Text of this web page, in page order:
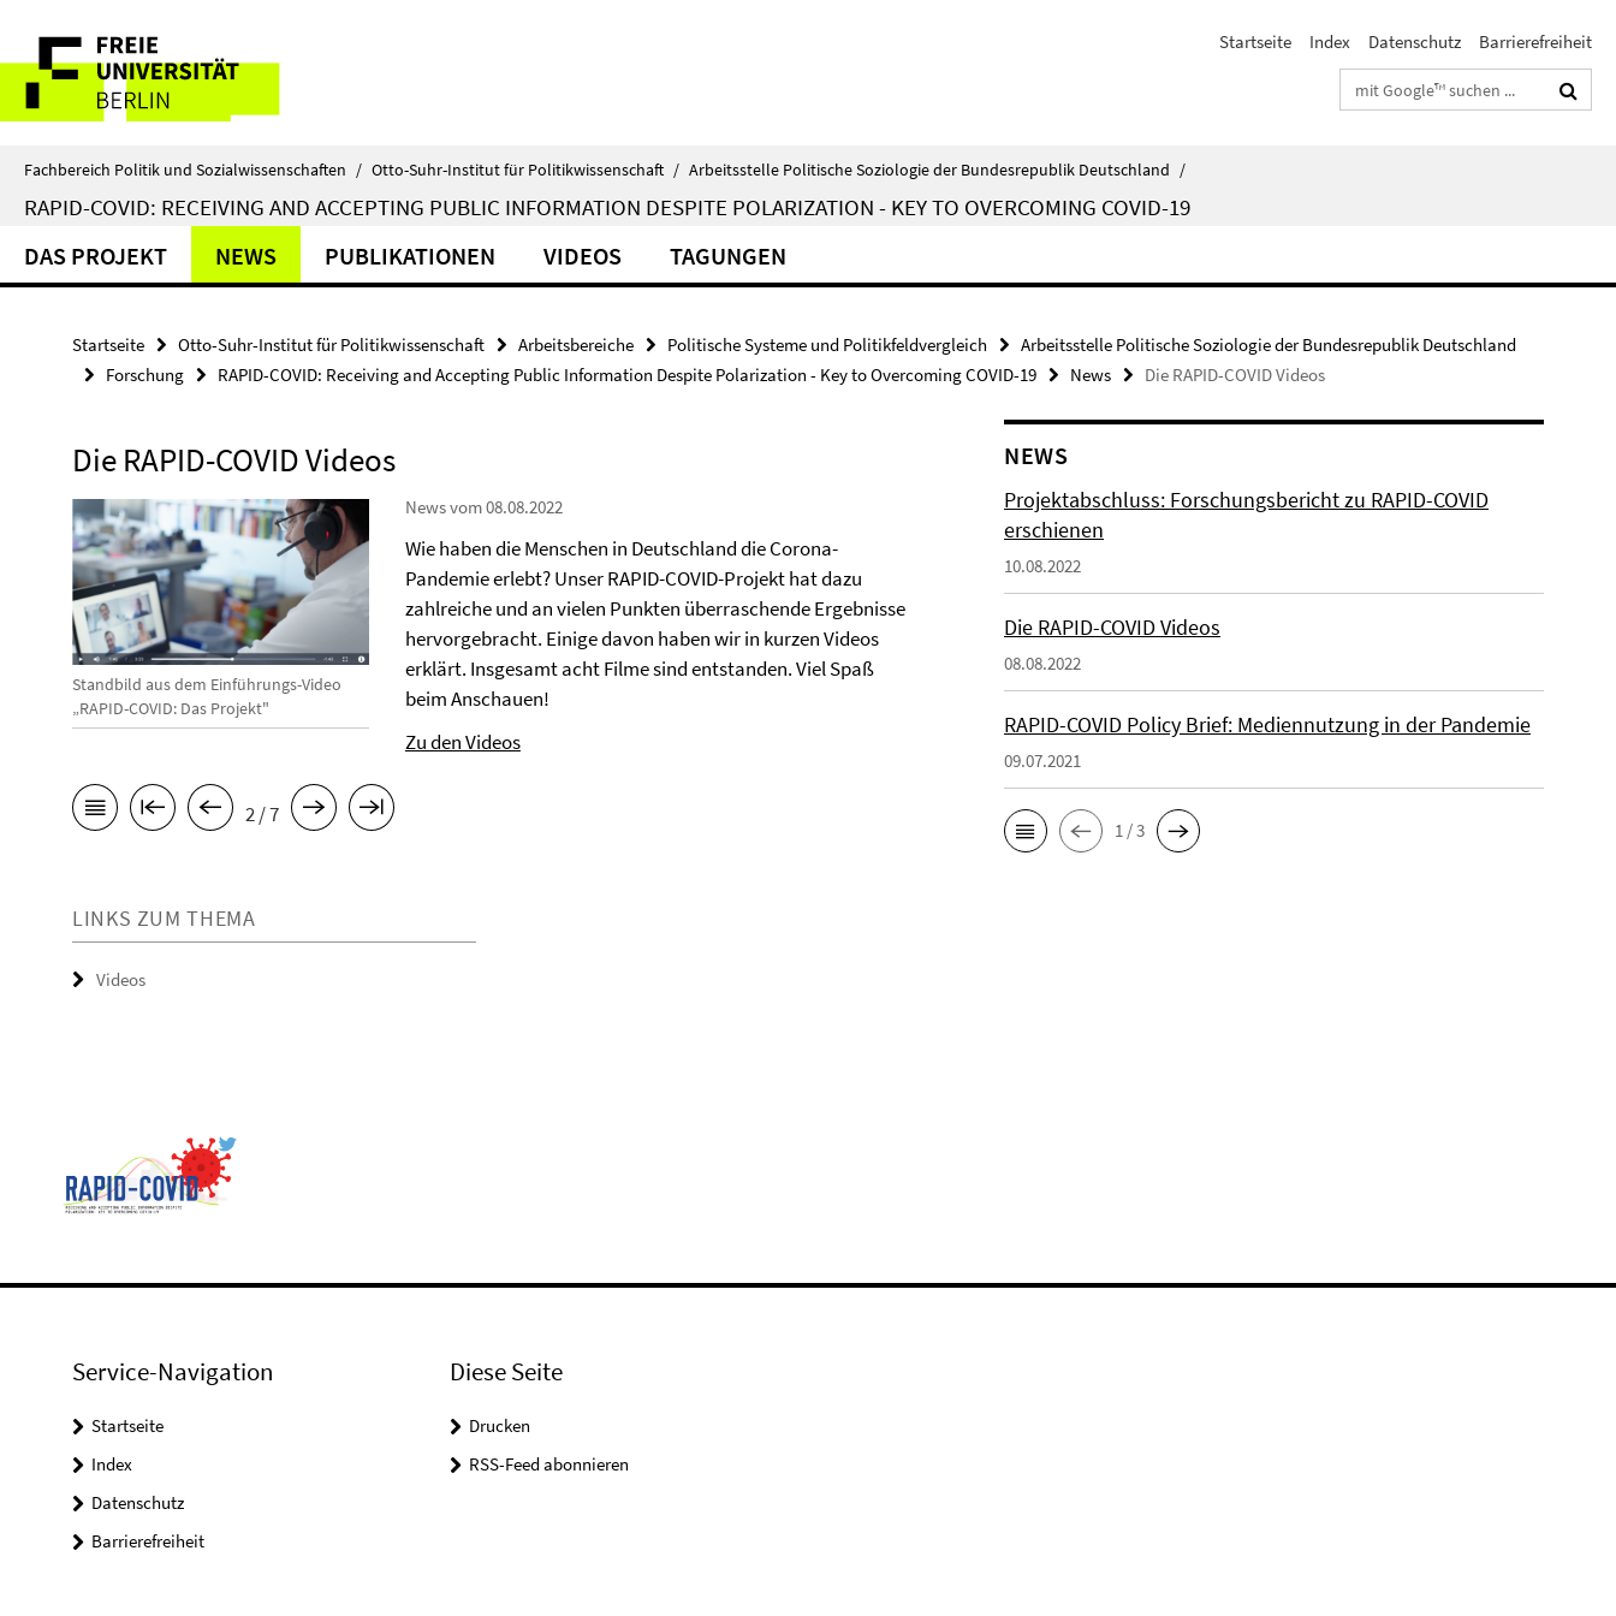
direkt
Inhalt
Service-
Navigation
Startseite Index Datenschutz
Barrierefreiheit
Suchbegriffe
Fachbereich Politik und Sozialwissenschaften / Otto-Suhr-Institut für Politikwissenschaft / Arbeitsstelle Politische Soziologie der Bundesrepublik Deutschland /
RAPID-COVID: RECEIVING AND ACCEPTING PUBLIC INFORMATION DESPITE POLARIZATION - KEY TO OVERCOMING COVID-19
DAS PROJEKT NEWS PUBLIKATIONEN VIDEOS TAGUNGEN
Startseite Otto-Suhr-Institut für Politikwissenschaft Arbeitsbereiche Politische Systeme und Politikfeldvergleich
Arbeitsstelle Politische Soziologie der Bundesrepublik Deutschland
Forschung
RAPID-COVID: Receiving and Accepting Public Information Despite Polarization - Key to Overcoming COVID-19 News Die RAPID-COVID Videos
Die RAPID-COVID Videos
Standbild aus dem Einführungs-Video
„RAPID-COVID: Das Projekt"
News vom 08.08.2022
Wie haben die Menschen in Deutschland die Corona-
Pandemie erlebt? Unser RAPID-COVID-Projekt hat dazu
zahlreiche und an vielen Punkten überraschende Ergebnisse
hervorgebracht. Einige davon haben wir in kurzen Videos
erklärt. Insgesamt acht Filme sind entstanden. Viel Spaß
beim Anschauen!
Zu den Videos
2 / 7
LINKS ZUM THEMA
Videos
NEWS
Projektabschluss: Forschungsbericht zu RAPID-COVID
erschienen
10.08.2022
Die RAPID-COVID Videos
08.08.2022
RAPID-COVID Policy Brief: Mediennutzung in der Pandemie
09.07.2021
1 / 3
Service-Navigation
Startseite
Index
Datenschutz
Barrierefreiheit
Diese Seite
Drucken
RSS-Feed abonnieren